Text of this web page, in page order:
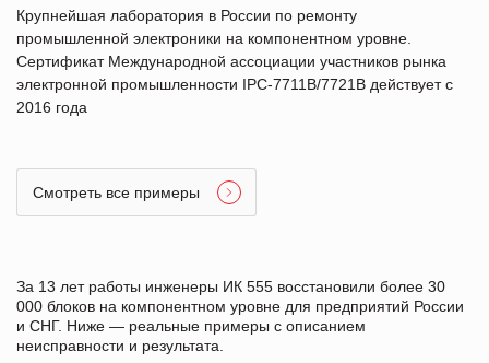
Крупнейшая лаборатория в России по ремонту
промышленной электроники на компонентном уровне.
Сертификат Международной ассоциации участников рынка
электронной промышленности IPC-7711B/7721B действует с
2016 года
Смотреть все примеры
За 13 лет работы инженеры ИК 555 восстановили более 30
000 блоков на компонентном уровне для предприятий России
и СНГ. Ниже — реальные примеры с описанием
неисправности и результата.